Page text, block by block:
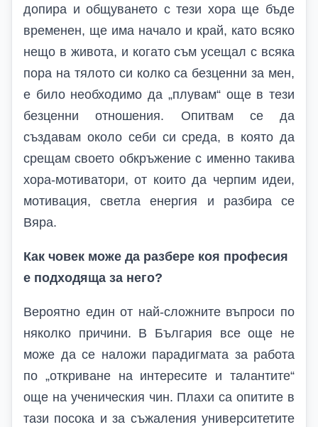
допира и общуването с тези хора ще бъде
временен, ще има начало и край, като всяко
нещо в живота, и когато съм усещал с всяка
пора на тялото си колко са безценни за мен,
е било необходимо да „плувам“ още в тези
безценни отношения. Опитвам се да
създавам около себи си среда, в която да
срещам своето обкръжение с именно такива
хора-мотиватори, от които да черпим идеи,
мотивация, светла енергия и разбира се
Вяра.
Как човек може да разбере коя професия
е подходяща за него?
Вероятно един от най-сложните въпроси по
няколко причини. В България все още не
може да се наложи парадигмата за работа
по „откриване на интересите и талантите“
още на ученическия чин. Плахи са опитите в
тази посока и за съжаления университетите